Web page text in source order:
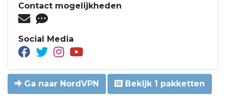
Contact mogelijkheden
Social Media
Ga naar NordVPN Bekijk 1 pakketten